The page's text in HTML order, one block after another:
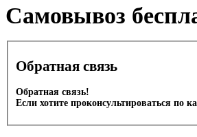
Cамовывоз
Обратная связь
Обратная связь!
Если хотите проконсультироваться по